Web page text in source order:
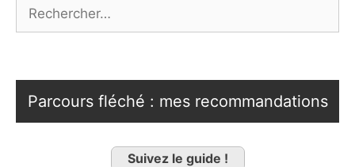
Parcours fléché : mes recommandations
Suivez le guide !